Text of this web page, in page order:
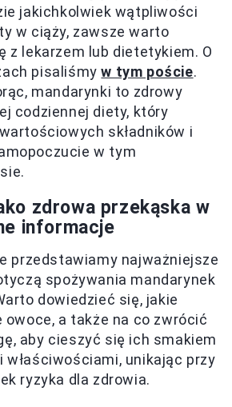
jakichkolwiek wątpliwości
w ciąży, zawsze warto
z lekarzem lub dietetykiem. O
pisaliśmyw tym poście.
mandarynki to zdrowy
codziennej diety, który
składników i
w tym
zdrowa przekąska w
informacje
przedstawiamy najważniejsze
spożywania mandarynek
dowiedzieć się, jakie
owoce, a także na co zwrócić
aby cieszyć się ich smakiem
właściwościami, unikając przy
ryzyka dla zdrowia.